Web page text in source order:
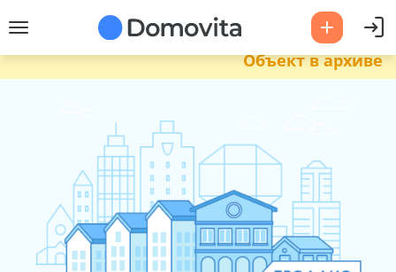
Объект в архиве